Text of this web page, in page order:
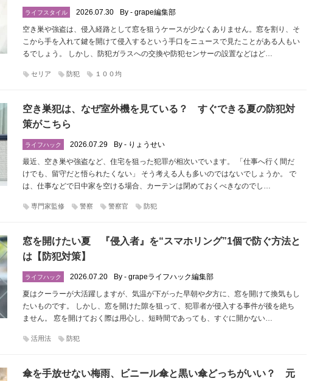
ライフスタイル 2026.07.30
By - grape編集部
空き巣や強盗は、侵入経路として窓を狙うケースが少なくありません。窓を割り、そ
こから手を入れて鍵を開けて侵入するという手口をニュースで見たことがある人もい
るでしょう。 しかし、防犯ガラスへの交換や防犯センサーの設置などはど…
セリア 防犯 １００均
空き巣犯は、なぜ室外機を見ている？ すぐできる夏の防犯対
策がこちら
ライフハック 2026.07.29
By - りょうせい
最近、空き巣や強盗など、住宅を狙った犯罪が相次いでいます。 「仕事へ行く間だ
けでも、留守だと悟られたくない」 そう考える人も多いのではないでしょうか。 で
は、仕事などで日中家を空ける場合、カーテンは閉めておくべきなのでし…
専門家監修 警察 警察官 防犯
窓を開けたい夏 『侵入者』を“スマホリング”1個で防ぐ方法と
は【防犯対策】
ライフハック 2026.07.20
By - grapeライフハック編集部
夏はクーラーが大活躍しますが、気温が下がった早朝や夕方に、窓を開けて換気もし
たいものです。 しかし、窓を開けた隙を狙って、犯罪者が侵入する事件が後を絶ち
ません。 窓を開けておく際は用心し、短時間であっても、すぐに開かない…
活用法 防犯
傘を手放せない梅雨、ビニール傘と黒い傘どっちがいい？ 元